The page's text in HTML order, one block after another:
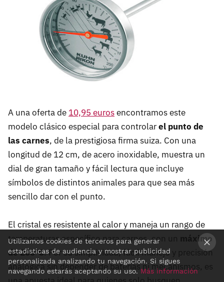
A una oferta de 10,95 eurosencontramos este
modelo clásico especial para controlarel punto de
las carnes, de la prestigiosa firma suiza. Con una
longitud de 12 cm, de acero inoxidable, muestra un
dial de gran tamaño y fácil lectura que incluye
símbolos de distintos animales para que sea más
sencillo dar con el punto.
El cristal es resistente al calor y maneja un rango de
temperaturas específico para carnes, con un máximo
de 200ºC. Por su simplicidad, fácil manejo y precisión
analógica sin depender de baterías ni mecanismos, es
Utilizamos cookies de terceros para generar
estadísticas de audiencia y mostrar publicidad
personalizada analizando tu navegación. Si sigues
navegando estarás aceptando su uso.Más información